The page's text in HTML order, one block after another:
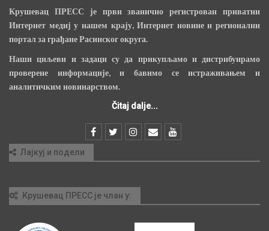
Крушевац ПРЕСС је први званично регистрован приватни
Интернет медиј у нашем крају, Интернет новине и регионални
портал за грађане Расинског округа.
Наши циљеви и задаци су да прикупљамо и дистрибуирамо
проверене информације, и бавимо се истраживањем и
аналитичким новинарством.
Čitaj dalje...
Лајкуј и подели
Крушевац ПРЕСС је члан у: